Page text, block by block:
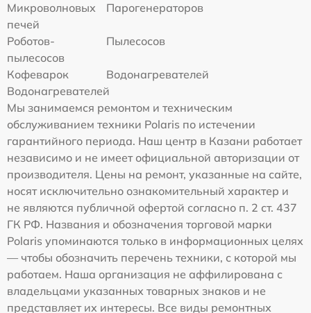
Микроволновых
печей
Парогенераторов
Роботов-
пылесосов
Пылесосов
Кофеварок
Водонагревателей
Водонагревателей
Мы занимаемся ремонтом и техническим
обслуживанием техники Polaris по истечении
гарантийного периода. Наш центр в Казани работает
независимо и не имеет официальной авторизации от
производителя. Цены на ремонт, указанные на сайте,
носят исключительно ознакомительный характер и
не являются публичной офертой согласно п. 2 ст. 437
ГК РФ. Названия и обозначения торговой марки
Polaris упоминаются только в информационных целях
— чтобы обозначить перечень техники, с которой мы
работаем. Наша организация не аффилирована с
владельцами указанных товарных знаков и не
представляет их интересы. Все виды ремонтных